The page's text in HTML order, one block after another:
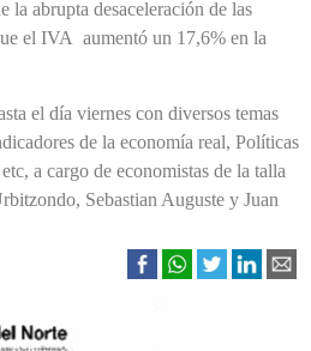
la abrupta desaceleración de las
el IVA aumentó un 17,6% en la
el día viernes con diversos temas
de la economía real, Políticas
a cargo de economistas de la talla
Sebastian Auguste y Juan